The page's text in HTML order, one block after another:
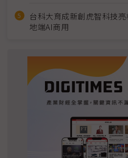
台科大育成新創虎智科技
地端AI商用